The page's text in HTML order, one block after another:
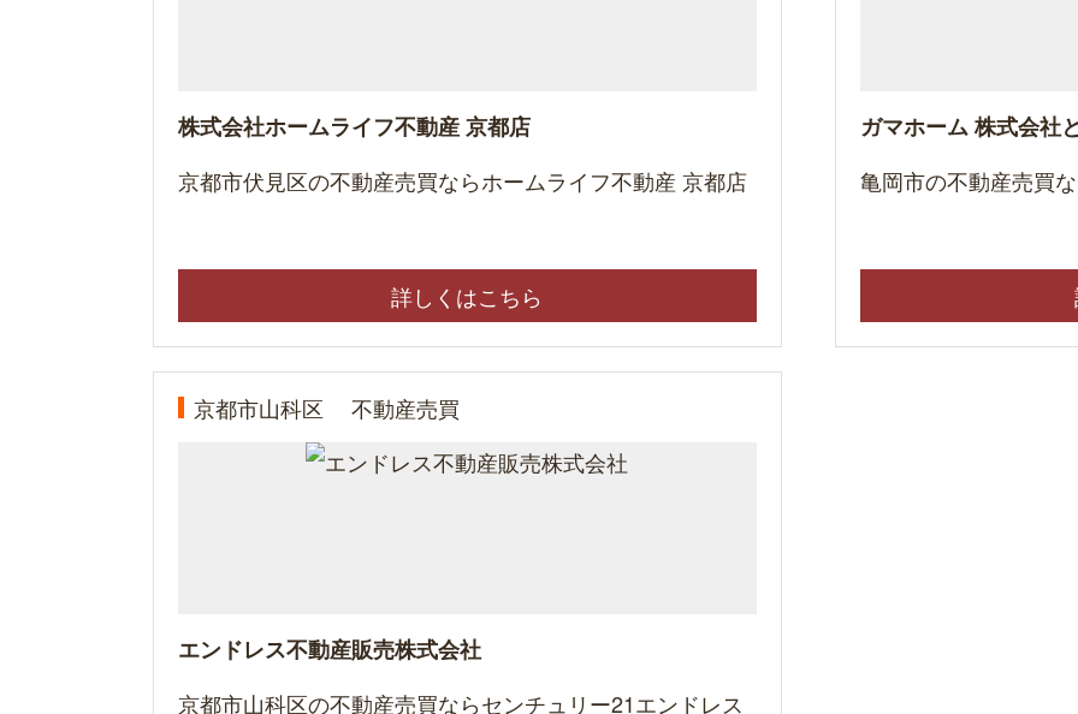
株式会社ホームライフ不動産 京都店
京都市伏見区の不動産売買ならホームライフ不動産 京都店
詳しくはこちら
ガマホーム 株式会社
亀岡市の不動産売買
京都市山科区 不動産売買
エンドレス不動産販売株式会社
京都市山科区の不動産売買ならセンチュリー21エンドレス